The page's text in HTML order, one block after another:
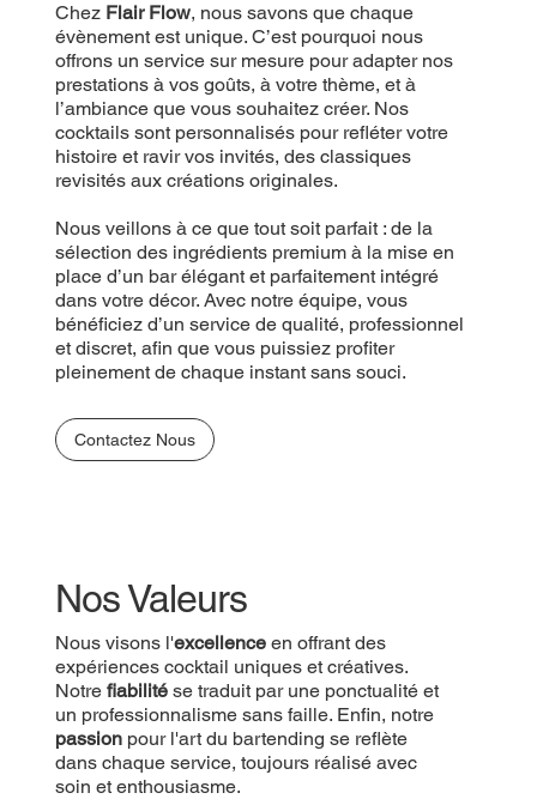
Chez Flair Flow, nous savons que chaque
évènement est unique. C’est pourquoi nous
offrons un service sur mesure pour adapter nos
prestations à vos goûts, à votre thème, et à
l’ambiance que vous souhaitez créer. Nos
cocktails sont personnalisés pour refléter votre
histoire et ravir vos invités, des classiques
revisités aux créations originales.
Nous veillons à ce que tout soit parfait : de la
sélection des ingrédients premium à la mise en
place d’un bar élégant et parfaitement intégré
dans votre décor. Avec notre équipe, vous
bénéficiez d’un service de qualité, professionnel
et discret, afin que vous puissiez profiter
pleinement de chaque instant sans souci.
Contactez Nous
Nos Valeurs
Nous visons l'excellenceen offrant des
expériences cocktail uniques et créatives.
Notre fiabilité se traduit par une ponctualité et
un professionnalisme sans faille. Enfin, notre
passionpour l'art du bartending se reflète
dans chaque service, toujours réalisé avec
soin et enthousiasme.